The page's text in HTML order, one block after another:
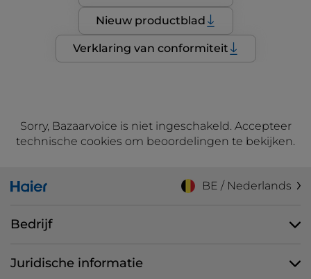
Nieuw productblad
Verklaring van conformiteit
Sorry, Bazaarvoice is niet ingeschakeld. Accepteer
technische cookies om beoordelingen te bekijken.
BE / Nederlands
Bedrijf
Juridische informatie